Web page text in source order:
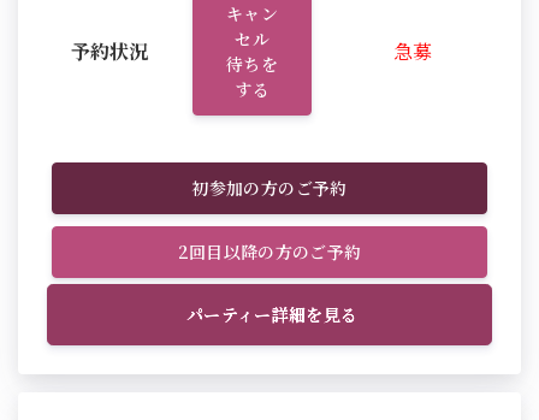
予約状況
キャン
セル
待ちを
する
急募
初参加の方のご予約
2回目以降の方のご予約
パーティー詳細を見る